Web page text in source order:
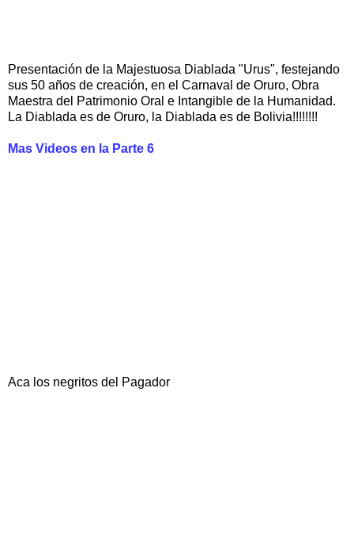
Presentación de la Majestuosa Diablada "Urus", festejando
sus 50 años de creación, en el Carnaval de Oruro, Obra
Maestra del Patrimonio Oral e Intangible de la Humanidad.
La Diablada es de Oruro, la Diablada es de Bolivia!!!!!!!!
Mas Videos en la Parte 6
Aca los negritos del Pagador